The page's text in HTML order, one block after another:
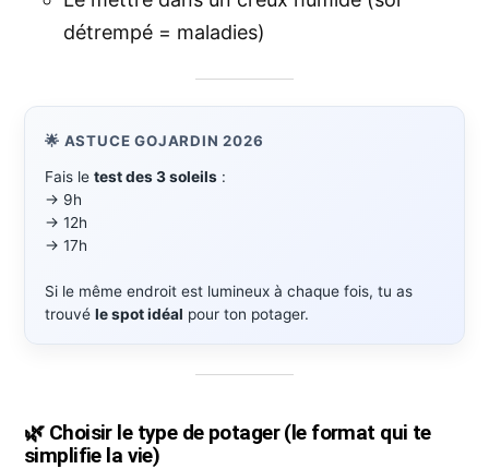
détrempé = maladies)
🌟 ASTUCE GOJARDIN 2026
Fais le test des 3 soleils :
→ 9h
→ 12h
→ 17h
Si le même endroit est lumineux à chaque fois, tu as
trouvé le spot idéal pour ton potager.
🌿 Choisir le type de potager (le format qui te
simplifie la vie)